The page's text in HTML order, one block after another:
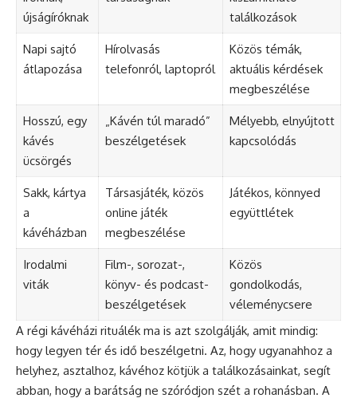
újságíróknak
találkozások
Napi sajtó
átlapozása
Hírolvasás
telefonról, laptopról
Közös témák,
aktuális kérdések
megbeszélése
Hosszú, egy
kávés
ücsörgés
„Kávén túl maradó”
beszélgetések
Mélyebb, elnyújtott
kapcsolódás
Sakk, kártya
a
kávéházban
Társasjáték, közös
online játék
megbeszélése
Játékos, könnyed
együttlétek
Irodalmi
viták
Film-, sorozat-,
könyv- és podcast-
beszélgetések
Közös
gondolkodás,
véleménycsere
A régi kávéházi rituálék ma is azt szolgálják, amit mindig:
hogy legyen tér és idő beszélgetni. Az, hogy ugyanahhoz a
helyhez, asztalhoz, kávéhoz kötjük a találkozásainkat, segít
abban, hogy a barátság ne szóródjon szét a rohanásban. A